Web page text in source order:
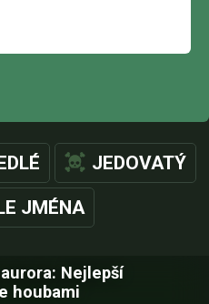
JEDOVATÝ
JMÉNA
Nejlepší
houbami